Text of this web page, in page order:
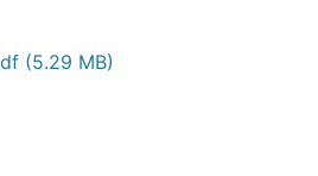
(5.29 MB)